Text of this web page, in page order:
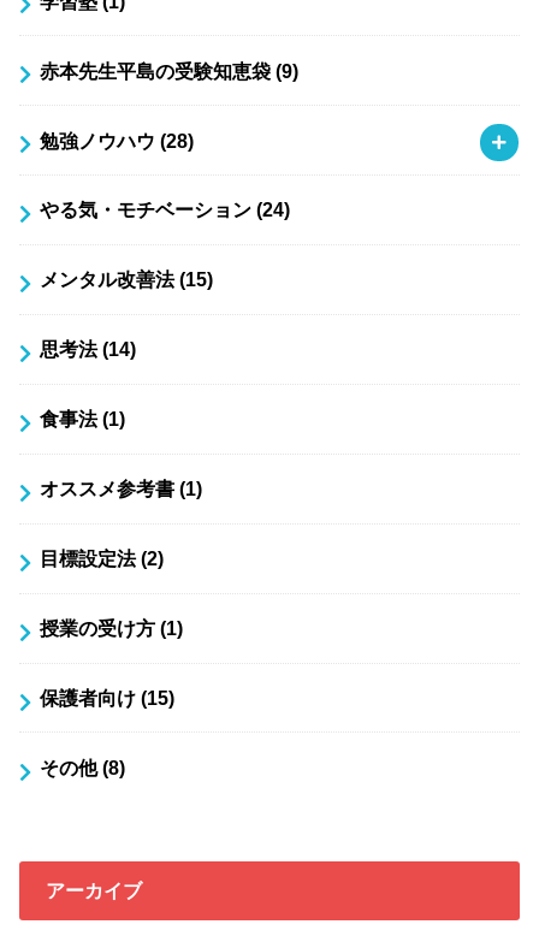
赤本先生平島の受験知恵袋 (9)
勉強ノウハウ (28)
やる気・モチベーション (24)
メンタル改善法(15)
思考法(14)
食事法(1)
オススメ参考書 (1)
目標設定法(2)
授業の受け方 (1)
保護者向け (15)
その他(8)
アーカイブ